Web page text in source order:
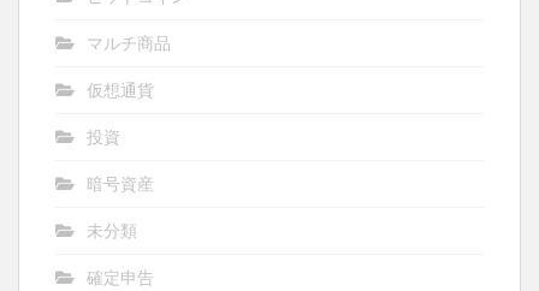
マルチ商品
仮想通貨
投資
暗号資産
未分類
確定申告